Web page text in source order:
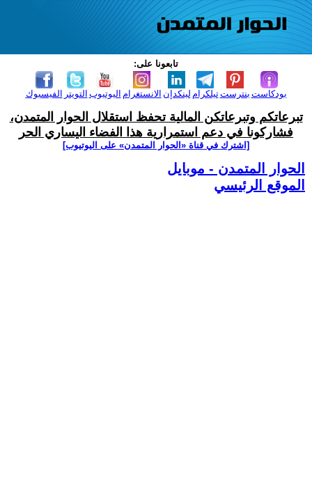
تابعونا على:
الفيسبوك التويتر اليوتيوب الانستغرام لينكدإن تيلكرامبنترست بودكاست
تبرعاتكم وتبرعاتكن المالية تحفظ استقلال الحوار المتمدن،
فشاركونا في دعم استمرارية هذا الفضاء اليساري الحر
[اشترك في قناة ‫«الحوار المتمدن» على اليوتيوب]
الحوار المتمدن - موبايل
الموقع الرئيسي